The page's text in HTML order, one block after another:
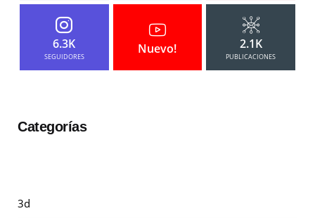
6.3K
SEGUIDORES
Nuevo! 2.1K
PUBLICACIONES
Categorías
3d